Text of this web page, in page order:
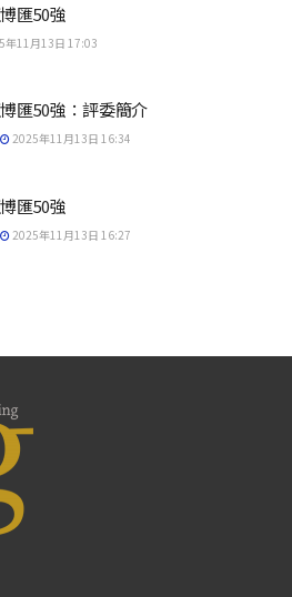
匯50強
年11月13日 17:03
匯50強：評委簡介
2025年11月13日 16:34
匯50強
2025年11月13日 16:27